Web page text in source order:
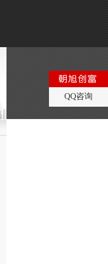
QQ咨询